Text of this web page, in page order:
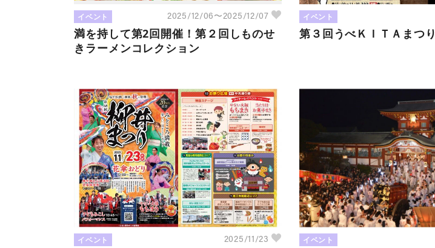
イベント 2025/12/06〜2025/12/07
満を持して第2回開催！第２回しものせ
きラーメンコレクション
イベント
第３回うべＫＩＴＡまつり
イベント 2025/11/23 イベント